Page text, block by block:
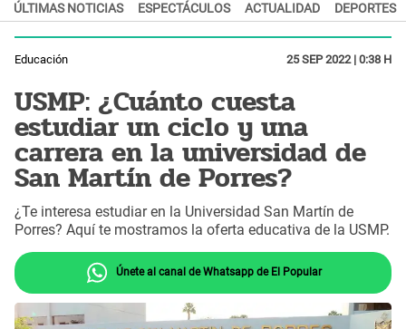
ÚLTIMAS NOTICIAS ESPECTÁCULOS ACTUALIDAD DEPORTES
Educación 25 SEP 2022 | 0:38 H
USMP: ¿Cuánto cuesta
estudiar un ciclo y una
carrera en la universidad de
San Martín de Porres?
¿Te interesa estudiar en la Universidad San Martín de
Porres? Aquí te mostramos la oferta educativa de la USMP.
Únete al canal de Whatsapp de El Popular